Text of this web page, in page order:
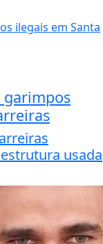
garimpos
usada